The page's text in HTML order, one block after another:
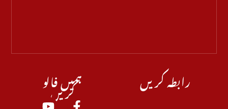
ہمیں فالو
کریں رابطہ کریں